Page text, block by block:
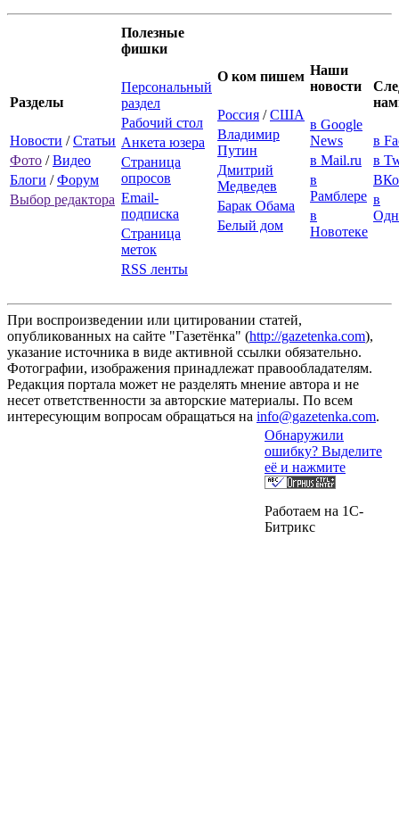
Разделы
Новости /Статьи
Фото /Видео
Блоги /Форум
Выбор редактора
Полезные
фишки
Персональный
раздел
Рабочий стол
Анкета юзера
Страница
опросов
Email-
подписка
Страница
меток
RSS ленты
О ком пишем
Россия /США
Владимир
Путин
Дмитрий
Медведев
Барак Обама
Белый дом
Наши
новости
в Google
News
в Mail.ru
в
Рамблере
в
Новотеке
в
в
в
При воспроизведении или цитировании статей,
опубликованных на сайте "Газетёнка" (http://gazetenka.com),
указание источника в виде активной ссылки обязательно.
Фотографии, изображения принадлежат правообладателям.
Редакция портала может не разделять мнение автора и не
несет ответственности за авторские материалы. По всем
интересующим вопросам обращаться на info@gazetenka.com.
Обнаружили
ошибку? Выделите
её и нажмите
Работаем на 1C-
Битрикс